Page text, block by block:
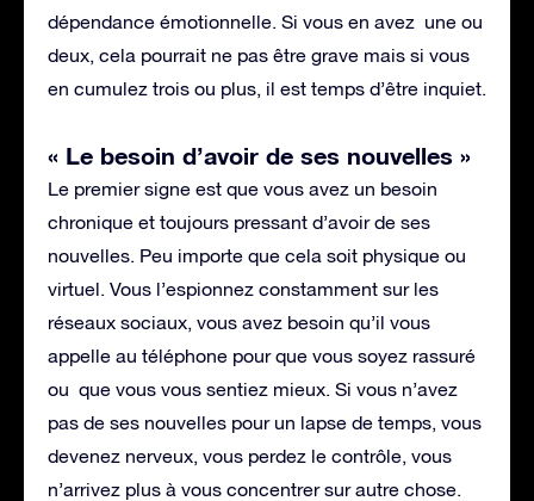
dépendance émotionnelle. Si vous en avez une ou
deux, cela pourrait ne pas être grave mais si vous
en cumulez trois ou plus, il est temps d’être inquiet.
« Le besoin d’avoir de ses nouvelles »
Le premier signe est que vous avez un besoin
chronique et toujours pressant d’avoir de ses
nouvelles. Peu importe que cela soit physique ou
virtuel. Vous l’espionnez constamment sur les
réseaux sociaux, vous avez besoin qu’il vous
appelle au téléphone pour que vous soyez rassuré
ou que vous vous sentiez mieux. Si vous n’avez
pas de ses nouvelles pour un lapse de temps, vous
devenez nerveux, vous perdez le contrôle, vous
n’arrivez plus à vous concentrer sur autre chose.